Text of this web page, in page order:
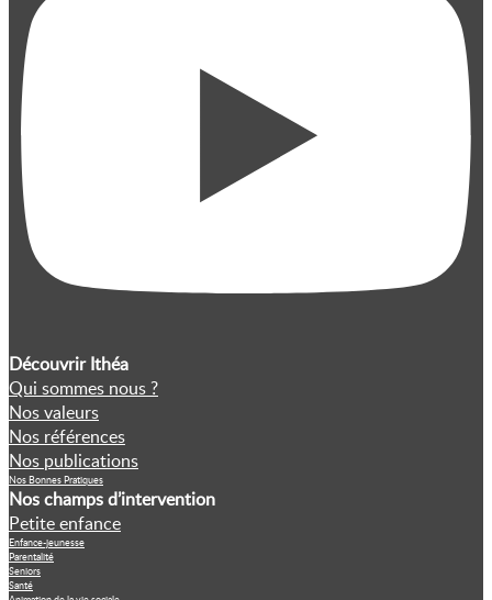
Découvrir Ithéa
Qui sommes nous ?
Nos valeurs
Nos références
Nos publications
Nos Bonnes Pratiques
Nos champs d’intervention
Petite enfance
Enfance-jeunesse
Parentalité
Seniors
Santé